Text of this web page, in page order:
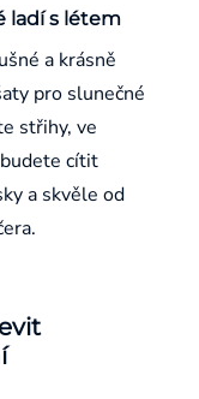
ladí s létem
a krásně
pro slunečné
střihy, ve
cítit
a skvěle od